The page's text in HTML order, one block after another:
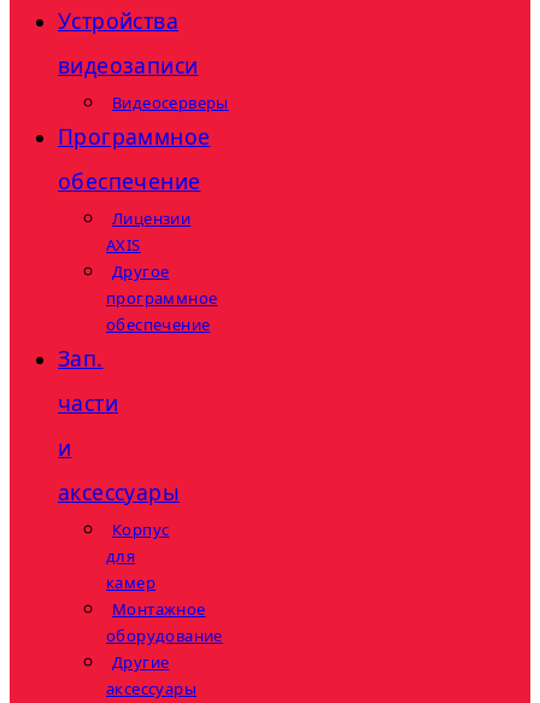
Устройства
видеозаписи
Видеосерверы
Программное
обеспечение
Лицензии
AXIS
Другое
программное
обеспечение
Зап.
части
и
аксессуары
Корпус
для
камер
Монтажное
оборудование
Другие
аксессуары